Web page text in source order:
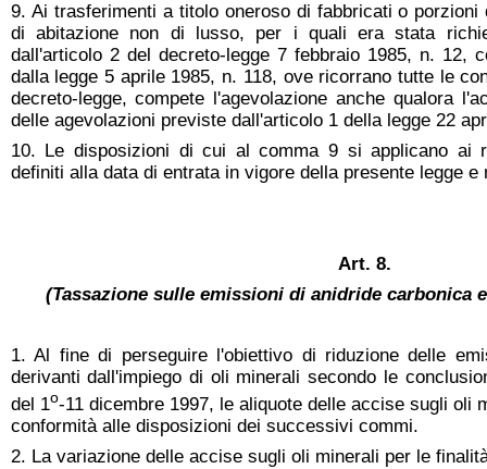
9. Ai trasferimenti a titolo oneroso di fabbricati o
di abitazione non di lusso, per i quali era stata
dall'articolo 2 del decreto-legge 7 febbraio 1985, n. 12,
dalla legge 5 aprile 1985, n. 118, ove ricorrano tutte le
decreto-legge, compete l'agevolazione anche qualora
delle agevolazioni previste dall'articolo 1 della legge 22
10. Le disposizioni di cui al comma 9 si applicano ai
definiti alla data di entrata in vigore della presente legge e
Art. 8.
(Tassazione sulle emissioni di anidride carbonica
1. Al fine di perseguire l'obiettivo di riduzione delle
derivanti dall'impiego di oli minerali secondo le
del 1o-11 dicembre 1997, le aliquote delle accise sugli oli
conformità alle disposizioni dei successivi commi.
2. La variazione delle accise sugli oli minerali per le